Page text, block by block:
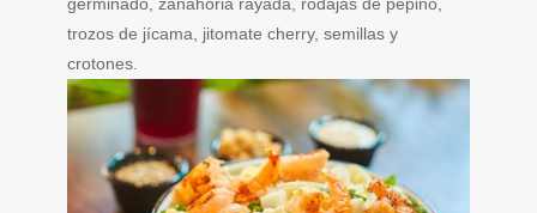
trozos de jícama, jitomate cherry, semillas y
crotones.